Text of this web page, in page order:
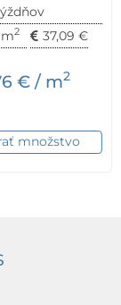
m2 37,09 €
€/ m2
množstvo